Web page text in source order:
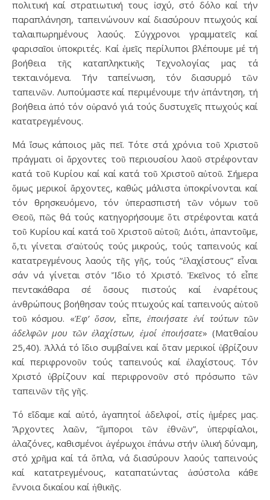
πολιτική καί στρατιωτική τους ἰσχύ, στό δόλο καί τήν
παραπλάνηση, ταπεινώνουν καί διασύρουν πτωχούς καί
ταλαιπωρημένους λαούς. Σύγχρονοι γραμματεῖς καί
φαρισαῖοι ὑποκριτές. Καί ἐμεῖς περίλυποι βλέπουμε μέ τή
βοήθεια τῆς καταπληκτικῆς Τεχνολογίας μας τά
τεκταινόμενα. Τήν ταπείνωση, τόν διασυρμό τῶν
ταπεινῶν. Λυπούμαστε καί περιμένουμε τήν ἀπάντηση, τή
βοήθεια ἀπό τόν οὐρανό γιά τούς δυστυχεῖς πτωχούς καί
κατατρεγμένους.
Μά ἴσως κάποιος μᾶς πεῖ. Τότε στά χρόνια τοῦ Χριστοῦ
πράγματι οἱ ἄρχοντες τοῦ περιουσίου λαοῦ στρέφονταν
κατά τοῦ Κυρίου καί καί κατά τοῦ Χριστοῦ αὐτοῦ. Σήμερα
ὅμως μερικοί ἄρχοντες, καθώς μάλιστα ὑποκρίνονται καί
τόν θρησκευόμενο, τόν ὑπερασπιστή τῶν νόμων τοῦ
Θεοῦ, πῶς θά τούς κατηγορήσουμε ὅτι στρέφονται κατά
τοῦ Κυρίου καί κατά τοῦ Χριστοῦ αὐτοῦ; Διότι, ἀπαντοῦμε,
ὅ,τι γίνεται σ’αὐτούς τούς μικρούς, τούς ταπεινούς καί
κατατρεγμένους λαούς τῆς γῆς, τούς “ἐλαχίστους” εἶναι
σάν νά γίνεται στόν Ἴδιο τό Χριστό. Ἐκεῖνος τό εἶπε
πεντακάθαρα σέ ὅσους πιστούς καί ἐναρέτους
ἀνθρώπους βοήθησαν τούς πτωχούς καί ταπεινούς αὐτοῦ
τοῦ κόσμου. «Ἐφ’ ὅσον, εἶπε, ἐποιήσατε ἐνί τούτων τῶν
ἀδελφῶν μου τῶν ἐλαχίστων, ἐμοί ἐποιήσατε» (Ματθαίου
25,40). Ἀλλά τό ἴδιο συμβαίνει καί ὅταν μερικοί ὑβρίζουν
καί περιφρονοῦν τούς ταπεινούς καί ἐλαχίστους. Τόν
Χριστό ὑβρίζουν καί περιφρονοῦν στό πρόσωπο τῶν
ταπεινῶν τῆς γῆς.
Τό εἴδαμε καί αὐτό, ἀγαπητοί ἀδελφοί, στίς ἡμέρες μας.
Ἄρχοντες λαῶν, “ἔμποροι τῶν ἐθνῶν”, ὑπερφίαλοι,
ἀλαζόνες, καθισμένοι ἀγέρωχοι ἐπάνω στήν ὑλική δύναμη,
στό χρῆμα καί τά ὅπλα, νά διασύρουν λαούς ταπεινούς
καί κατατρεγμένους, καταπατώντας ἀσύστολα κάθε
ἔννοια δικαίου καί ἠθικῆς.